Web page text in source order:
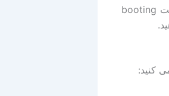
در حالت های خاص شما می توانید با استفاده از کارت های شبکه ای که قابلیت booting